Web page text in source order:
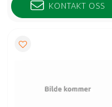
KONTAKT OSS